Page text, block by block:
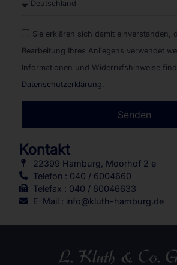
Sie erklären sich damit einverstanden,
Bearbeitung Ihres Anliegens verwendet
Informationen und Widerrufshinweise
Datenschutzerklärung
Senden
Kontakt
22399 Hamburg, Moorhof 2 e
Telefon : 040 / 6004660
Telefax : 040 / 60046633
E-Mail : info@kluth-hamburg.de